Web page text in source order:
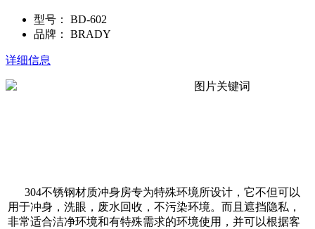
型号：
BD-602
品牌：
BRADY
详细信息
304不锈钢材质冲身房专为特殊环境所设计，它不但可以
用于冲身，洗眼，废水回收，不污染环境。而且遮挡隐私，
非常适合洁净环境和有特殊需求的环境使用，并可以根据客